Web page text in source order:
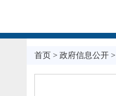
首页> 政府信息公开>